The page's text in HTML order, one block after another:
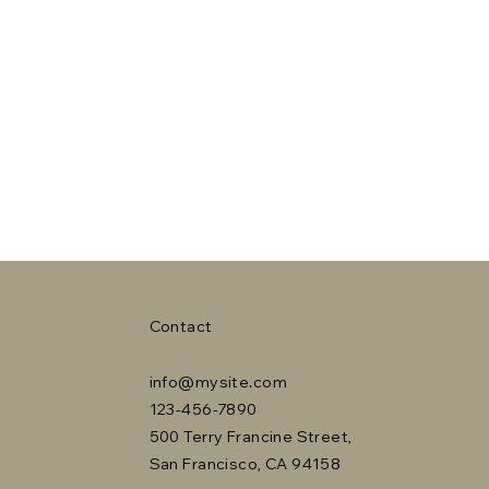
Contact
info@mysite.com
123-456-7890
500 Terry Francine Street,
San Francisco, CA 94158